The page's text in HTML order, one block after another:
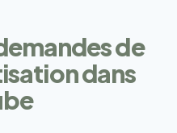
de
dans